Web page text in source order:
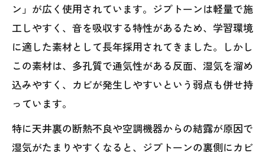
ン」が広く使用されています。ジプトーンは軽量で施
工しやすく、音を吸収する特性があるため、学習環境
に適した素材として長年採用されてきました。しかし
この素材は、多孔質で通気性がある反面、湿気を溜め
込みやすく、カビが発生しやすいという弱点も併せ持
っています。
特に天井裏の断熱不良や空調機器からの結露が原因で
湿気がたまりやすくなると、ジプトーンの裏側にカビ